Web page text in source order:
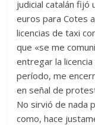
judicial catalán fijó
euros para Cotes
licencias de taxi
que «se me
entregar la
período, me
en señal de
No sirvió de nada
como, hace